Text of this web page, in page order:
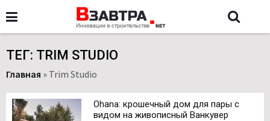
ТЕГ: TRIM STUDIO
Главная » Trim Studio
Ohana: крошечный дом для пары с
видом на живописный Ванкувер